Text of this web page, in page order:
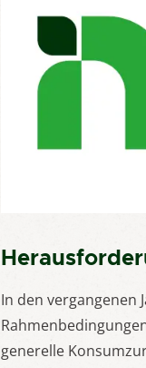
In den vergangenen
generelle